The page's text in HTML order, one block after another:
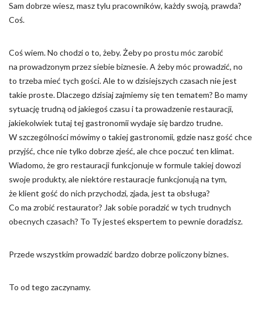
Sam dobrze wiesz, masz tylu pracowników, każdy swoją, prawda?
Coś.
Coś wiem. No chodzi o to, żeby. Żeby po prostu móc zarobić
na prowadzonym przez siebie biznesie. A żeby móc prowadzić, no
to trzeba mieć tych gości. Ale to w dzisiejszych czasach nie jest
takie proste. Dlaczego dzisiaj zajmiemy się ten tematem? Bo mamy
sytuację trudną od jakiegoś czasu i ta prowadzenie restauracji,
jakiekolwiek tutaj tej gastronomii wydaje się bardzo trudne.
W szczególności mówimy o takiej gastronomii, gdzie nasz gość chce
przyjść, chce nie tylko dobrze zjeść, ale chce poczuć ten klimat.
Wiadomo, że gro restauracji funkcjonuje w formule takiej dowozi
swoje produkty, ale niektóre restauracje funkcjonują na tym,
że klient gość do nich przychodzi, zjada, jest ta obsługa?
Co ma zrobić restaurator? Jak sobie poradzić w tych trudnych
obecnych czasach? To Ty jesteś ekspertem to pewnie doradzisz.
Przede wszystkim prowadzić bardzo dobrze policzony biznes.
To od tego zaczynamy.